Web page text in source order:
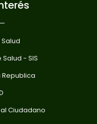
- SIS
Ciudadano